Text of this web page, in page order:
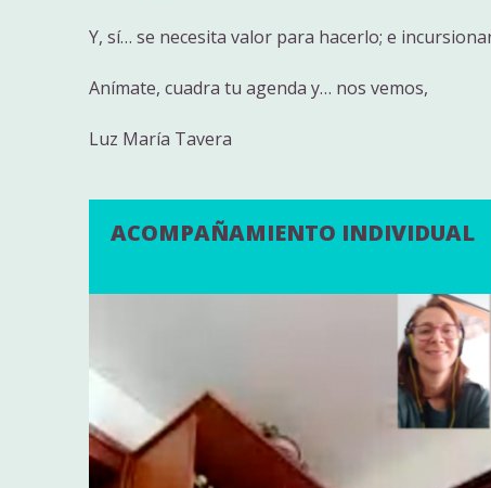
Y, sí… se necesita valor para hacerlo; e
Anímate, cuadra tu agenda y… nos vemos,
Luz María Tavera
ACOMPAÑAMIENTO INDIVIDUAL